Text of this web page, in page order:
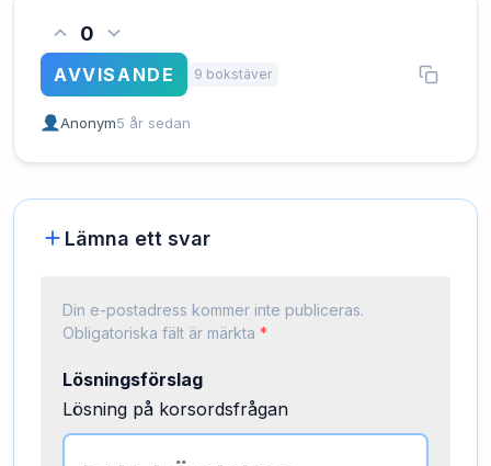
0
AVVISANDE 9 bokstäver
Anonym5 år sedan
Lämna ett svar
Din e-postadress kommer inte publiceras.
Obligatoriska fält är märkta *
Lösningsförslag
Lösning på korsordsfrågan